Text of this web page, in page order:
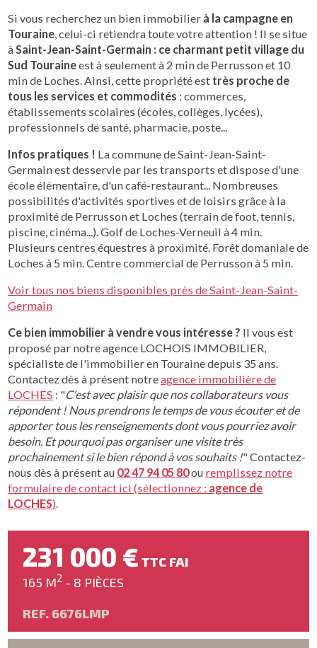
Si vous recherchez un bien immobilier à la campagne en
Touraine, celui-ci retiendra toute votre attention ! Il se situe
àSaint-Jean-Saint-Germain : ce charmant petit village du
Sud Touraineest à seulement à 2 min de Perrusson et 10
min de Loches. Ainsi, cette propriété est très proche de
tous les services et commodités : commerces,
établissements scolaires (écoles, collèges, lycées),
professionnels de santé, pharmacie, poste...
Infos pratiques ! La commune de Saint-Jean-Saint-
Germain est desservie par les transports et dispose d'une
école élémentaire, d'un café-restaurant... Nombreuses
possibilités d'activités sportives et de loisirs grâce à la
proximité de Perrusson et Loches (terrain de foot, tennis,
piscine, cinéma...). Golf de Loches-Verneuil à 4 min.
Plusieurs centres équestres à proximité. Forêt domaniale de
Loches à 5 min. Centre commercial de Perrusson à 5 min.
Voir tous nos biens disponibles près de Saint-Jean-Saint-
Germain
Ce bien immobilier à vendre vous intéresse ? Il vous est
proposé par notre agence LOCHOIS IMMOBILIER,
spécialiste de l'immobilier en Touraine depuis 35 ans.
Contactez dès à présent notreagence immobilière de
LOCHES : "C'est avec plaisir que nos collaborateurs vous
répondent ! Nous prendrons le temps de vous écouter et de
apporter tous les renseignements dont vous pourriez avoir
besoin. Et pourquoi pas organiser une visite très
prochainement si le bien répond à vos souhaits !" Contactez-
nous dès à présent au 02 47 94 05 80ou remplissez notre
formulaire de contact ici (sélectionnez : agence de
LOCHES).
231 000 € TTC FAI
165 M2 - 8 PIÈCES
REF. 6676LMP